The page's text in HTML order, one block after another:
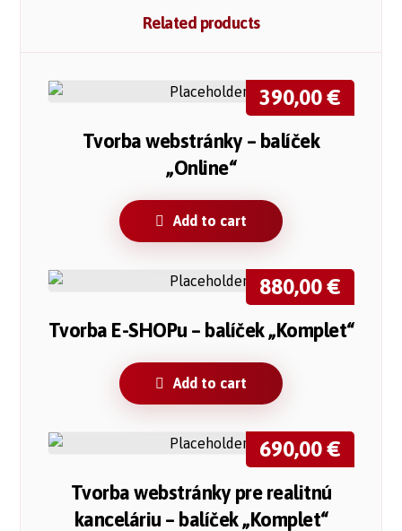
Related products
Tvorba webstránky – balíček
„Online“
390,00€
Add to cart
Tvorba E-SHOPu – balíček „Komplet“
880,00€
Add to cart
Tvorba webstránky pre realitnú
kanceláriu – balíček „Komplet“
690,00€